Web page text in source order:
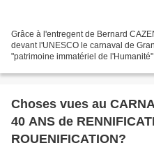
Grâce à l'entregent de Bernard
devant l'UNESCO le carnaval de
"patrimoine immatériel de
Choses vues au
40 ANS de
ROUENIFICATION?